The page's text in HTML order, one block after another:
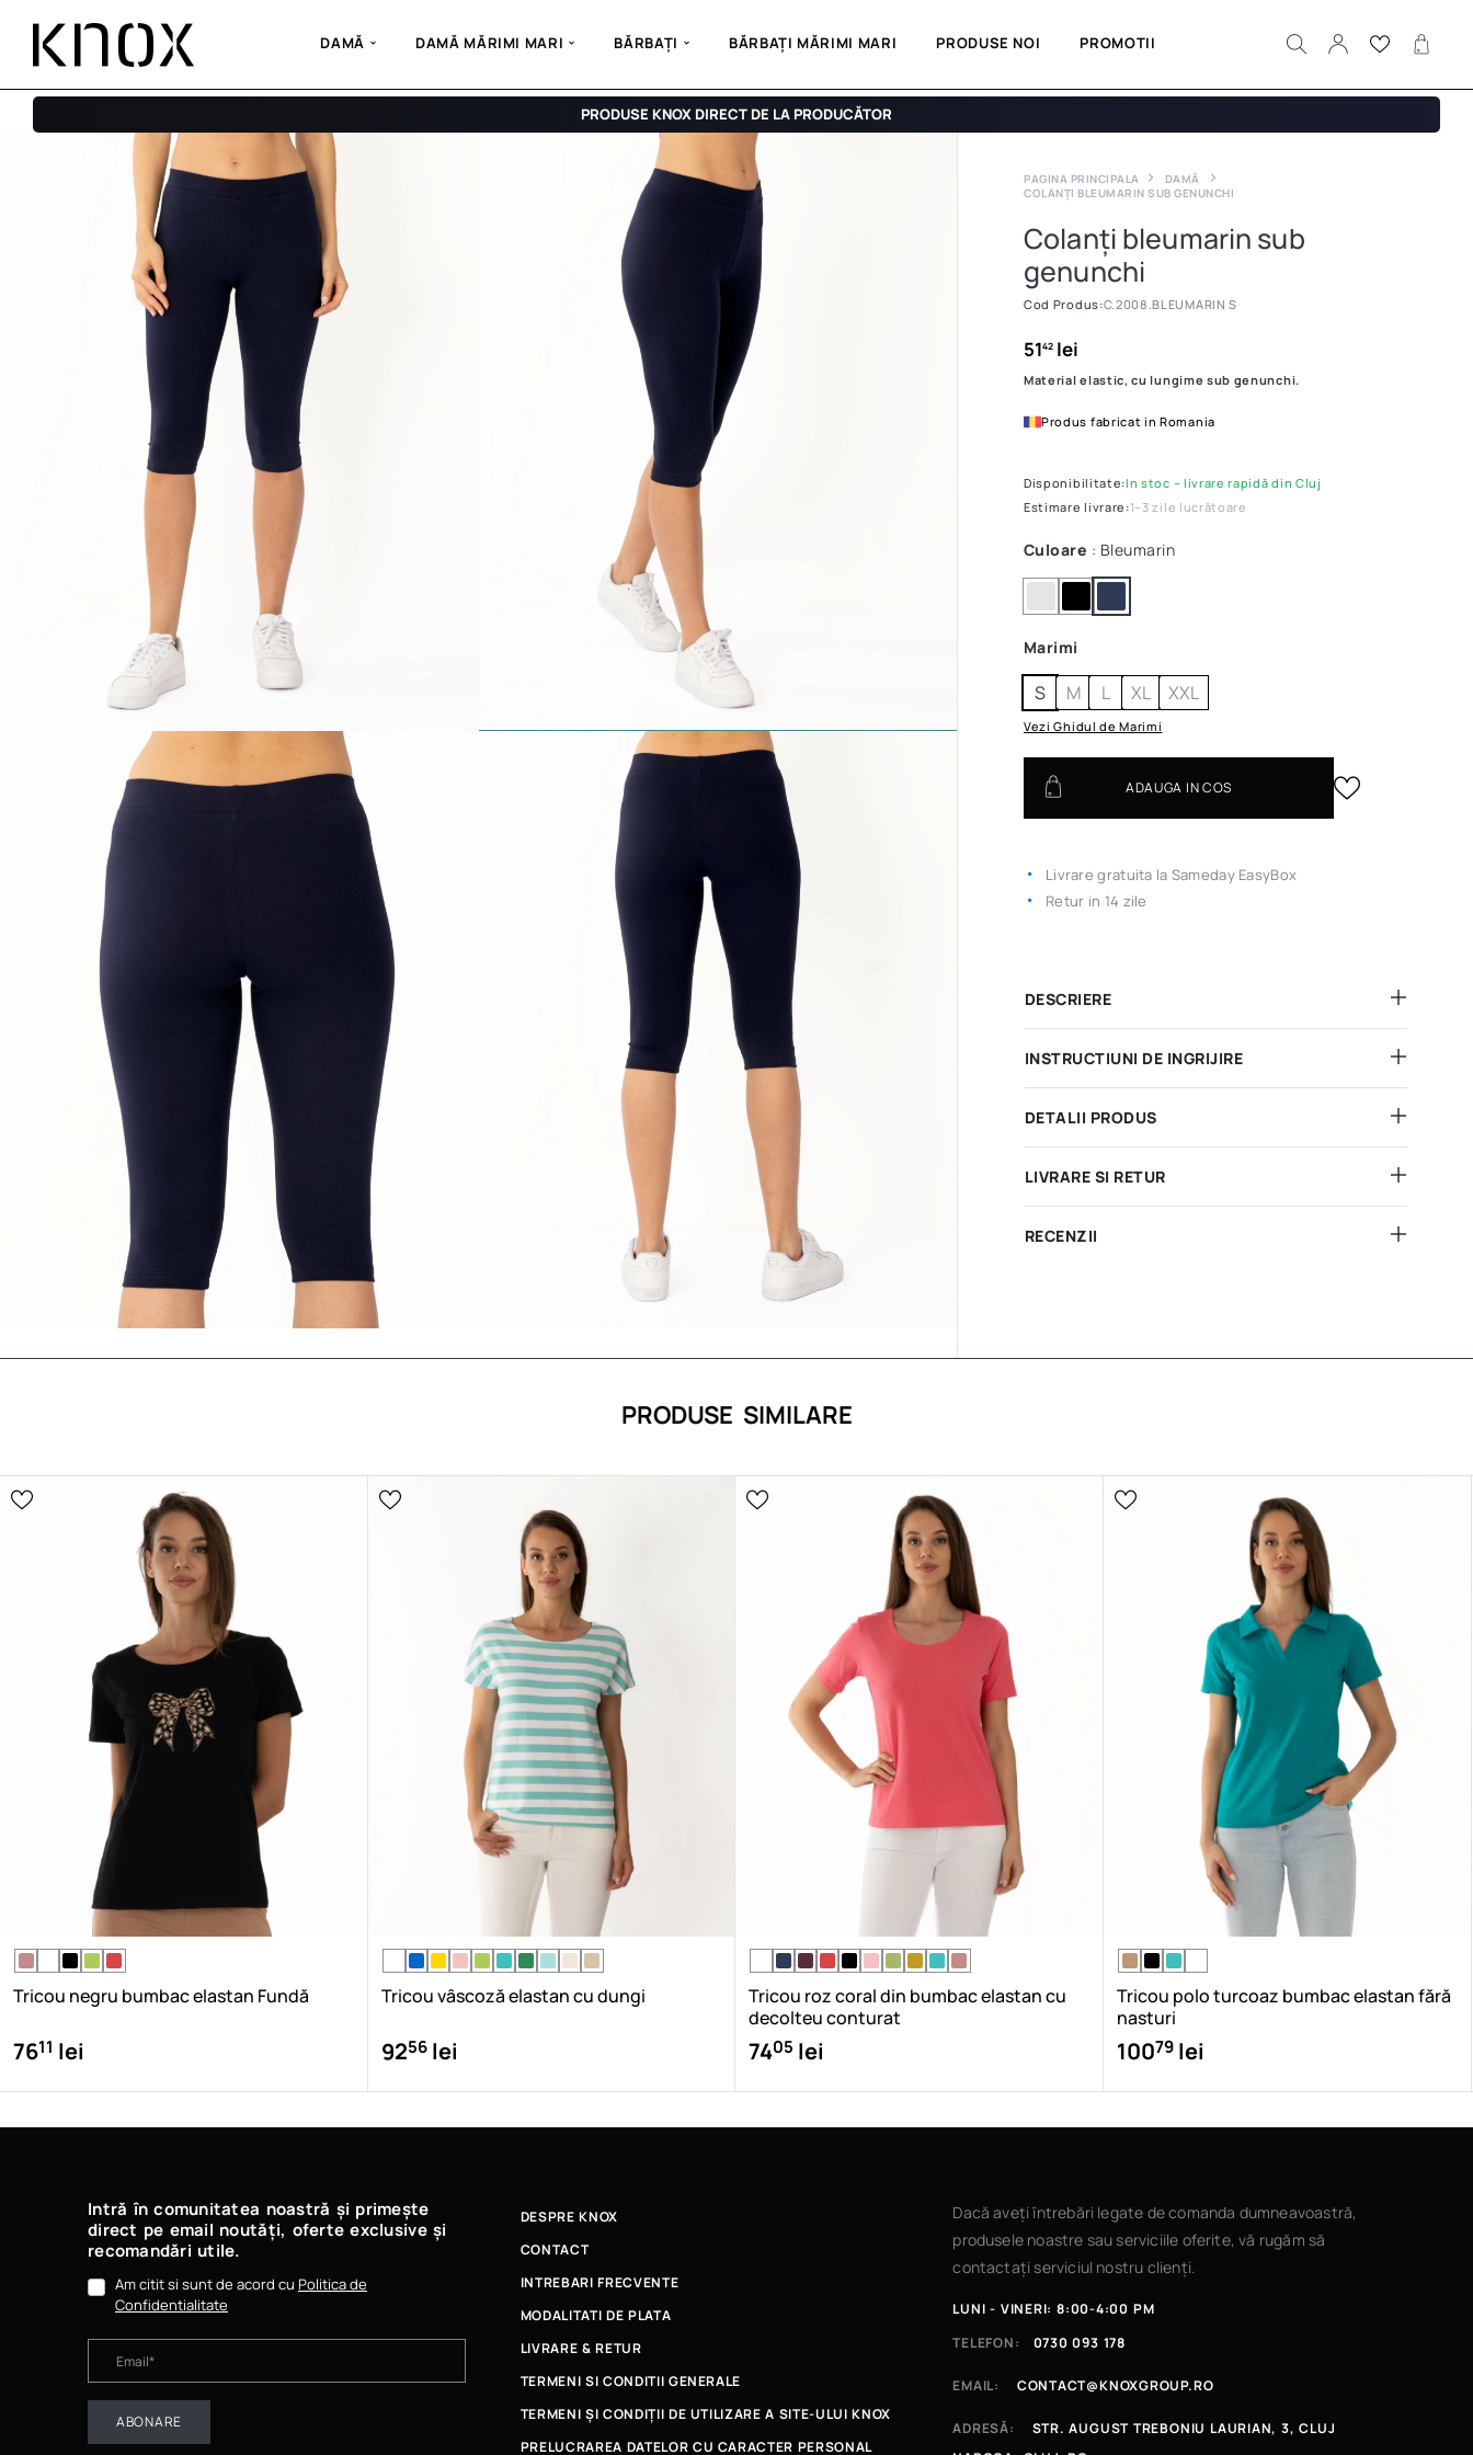
DAMĂ DAMĂ MĂRIMI MARI BĂRBAȚI BĂRBAȚI MĂRIMI MARI PRODUSE NOI PROMOTII
PRODUSE KNOX DIRECT DE LA PRODUCĂTOR
PAGINA PRINCIPALA
DAMĂ
COLANȚI BLEUMARIN SUB GENUNCHI
Colanți bleumarin sub
genunchi
Cod Produs:C.2008.BLEUMARIN S
5142lei
Material elastic, cu lungime sub genunchi.
Produs fabricat in Romania
Disponibilitate:In stoc – livrare rapidă din Cluj
Estimare livrare:1–3 zile lucrătoare
Culoare : Bleumarin
Marimi
S M L XL XXL
Vezi Ghidul de Marimi
ADAUGA IN COS
Livrare gratuita la Sameday EasyBox
Retur in 14 zile
DESCRIERE
INSTRUCTIUNI DE INGRIJIRE
DETALII PRODUS
LIVRARE SI RETUR
RECENZII
PRODUSE SIMILARE
Tricou negru bumbac elastan Fundă
7611 lei
Tricou vâscoză elastan cu dungi
9256lei
Tricou roz coral din bumbac elastan cu
decolteu conturat
7405 lei
Tricou polo turcoaz bumbac elastan fără
nasturi
10079 lei
Intră în comunitatea noastră și primește
direct pe email noutăți, oferte exclusive și
recomandări utile.
Am citit si sunt de acord cu Politica de
Confidentialitate
ABONARE
DESPRE KNOX
CONTACT
INTREBARI FRECVENTE
MODALITATI DE PLATA
LIVRARE & RETUR
TERMENI SI CONDITII GENERALE
TERMENI ȘI CONDIȚII DE UTILIZARE A SITE-ULUI KNOX
PRELUCRAREA DATELOR CU CARACTER PERSONAL
Dacă aveți întrebări legate de comanda dumneavoastră,
produsele noastre sau serviciile oferite, vă rugăm să
contactați serviciul nostru clienți.
LUNI - VINERI: 8:00-4:00 PM
TELEFON:
0730 093 178
EMAIL: CONTACT@KNOXGROUP.RO
ADRESĂ:
STR. AUGUST TREBONIU LAURIAN, 3, CLUJ